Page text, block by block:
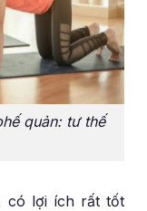
quản: tư thế
có lợi ích rất tốt